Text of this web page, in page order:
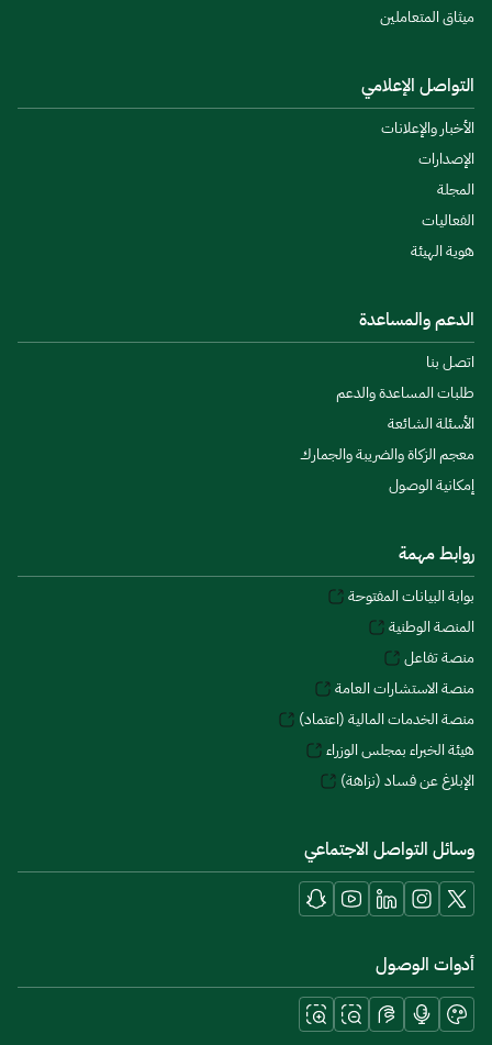
ميثاق المتعاملين
التواصل الإعلامي
الأخبار والإعلانات
الإصدارات
المجلة
الفعاليات
هوية الهيئة
الدعم والمساعدة
اتصل بنا
طلبات المساعدة والدعم
الأسئلة الشائعة
معجم الزكاة والضريبة والجمارك
إمكانية الوصول
روابط مهمة
بوابة البيانات المفتوحة
المنصة الوطنية
منصة تفاعل
منصة الاستشارات العامة
منصة الخدمات المالية (اعتماد)
هيئة الخبراء بمجلس الوزراء
الإبلاغ عن فساد (نزاهة)
وسائل التواصل الاجتماعي
أدوات الوصول